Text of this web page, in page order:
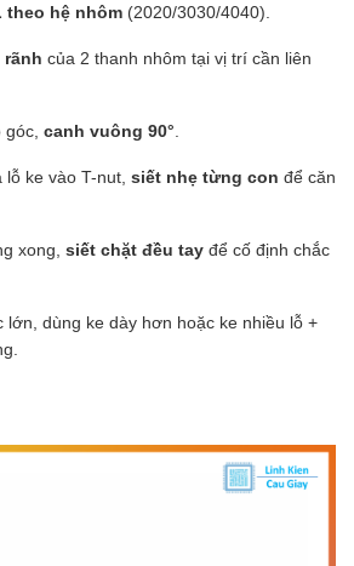
theo hệ nhôm (2020/3030/4040).
rãnh của 2 thanh nhôm tại vị trí cần liên
canh vuông 90°
ke vào T-nut, siết nhẹ từng con để căn
xong, siết chặt đều tay để cố định chắc
lớn, dùng ke dày hơn hoặc ke nhiều lỗ +